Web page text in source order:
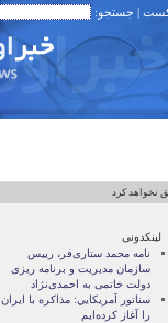
| جستجو:
نخواهد کرد
لینکدونی
نامه محمد ستاری‌فر، رییس
سازمان مدیریت و برنامه ریزی
دولت خاتمی به احمدی‌نژاد
سناتور آمريکايي: مذاکره با ايران
را آغاز کرده‌ايم